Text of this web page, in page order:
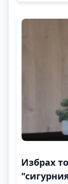
Избрах